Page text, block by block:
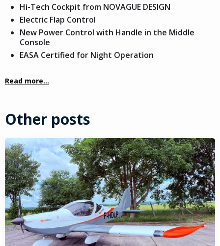
Hi-Tech Cockpit from NOVAGUE DESIGN
Electric Flap Control
New Power Control with Handle in the Middle
Console
EASA Certified for Night Operation
Read more...
Other posts